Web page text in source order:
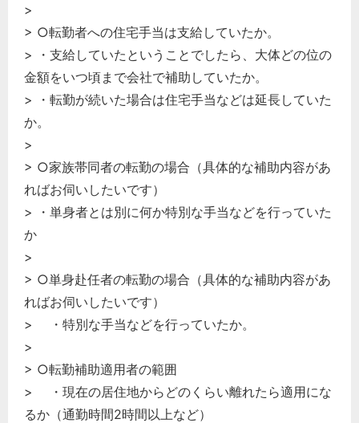
>
> ○転勤者への住宅手当は支給していたか。
> ・支給していたということでしたら、大体どの位の
金額をいつ頃まで会社で補助していたか。
> ・転勤が続いた場合は住宅手当などは延長していた
か。
>
> ○家族帯同者の転勤の場合（具体的な補助内容があ
ればお伺いしたいです）
> ・単身者とは別に何か特別な手当などを行っていた
か
>
> ○単身赴任者の転勤の場合（具体的な補助内容があ
ればお伺いしたいです）
> ・特別な手当などを行っていたか。
>
> ○転勤補助適用者の範囲
> ・現在の居住地からどのくらい離れたら適用にな
るか（通勤時間2時間以上など）